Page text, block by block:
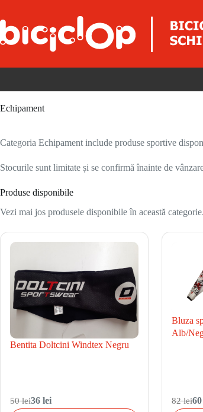
Echipament
Categoria Echipament include produse sportive
Stocurile sunt limitate și se confirmă înainte de
Produse disponibile
Vezi mai jos produsele disponibile în această
Bentita Doltcini Windtex Negru
50 lei36 lei
Bluza
Alb/
82 lei